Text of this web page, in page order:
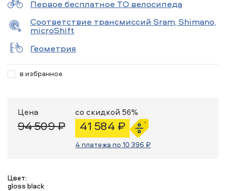
Первое бесплатное ТО велосипеда
Соответствие трансмиссий Sram, Shimano,
microShift
Геометрия
в избранное
Цена
94 509 ₽
со скидкой 56%
41 584 ₽
4 платежа по 10 396 ₽
Цвет:
gloss black